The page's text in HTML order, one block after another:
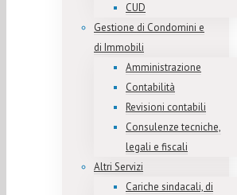
CUD
Gestione di Condomini e
di Immobili
Amministrazione
Contabilità
Revisioni contabili
Consulenze tecniche,
legali e fiscali
Altri Servizi
Cariche sindacali, di